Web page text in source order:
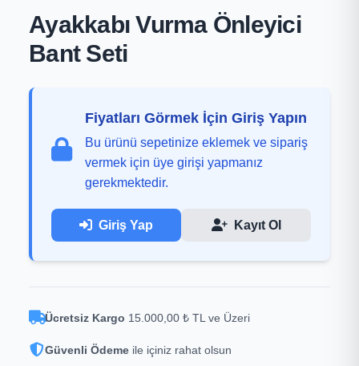
Ayakkabı Vurma Önleyici
Bant Seti
Fiyatları Görmek İçin Giriş Yapın
Bu ürünü sepetinize eklemek ve sipariş
vermek için üye girişi yapmanız
gerekmektedir.
Giriş Yap Kayıt Ol
Ücretsiz Kargo 15.000,00 ₺ TL ve Üzeri
Güvenli Ödeme ile içiniz rahat olsun